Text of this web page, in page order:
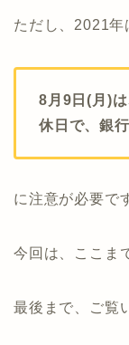
ただし、2021年
8月9日(月)
休日で、銀
に注意が必要で
今回は、ここま
最後まで、ご覧